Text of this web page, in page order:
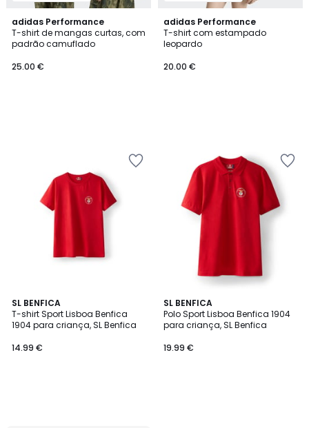
adidas Performance
T-shirt de mangas curtas, com
padrão camuflado
25.00 €
adidas Performance
T-shirt com estampado
leopardo
20.00 €
SL BENFICA
T-shirt Sport Lisboa Benfica
1904 para criança, SL Benfica
14.99 €
SL BENFICA
Polo Sport Lisboa Benfica 1904
para criança, SL Benfica
19.99 €